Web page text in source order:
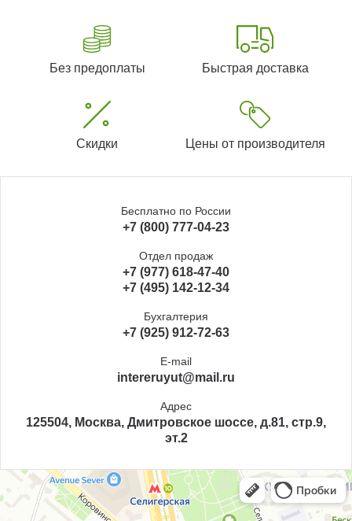
Без предоплаты Быстрая доставка
Скидки Цены от производителя
Бесплатно по России
+7 (800) 777-04-23
Отдел продаж
+7 (977) 618-47-40
+7 (495) 142-12-34
Бухгалтерия
+7 (925) 912-72-63
E-mail
intereruyut@mail.ru
Адрес
125504, Москва, Дмитровское шоссе, д.81, стр.9,
эт.2